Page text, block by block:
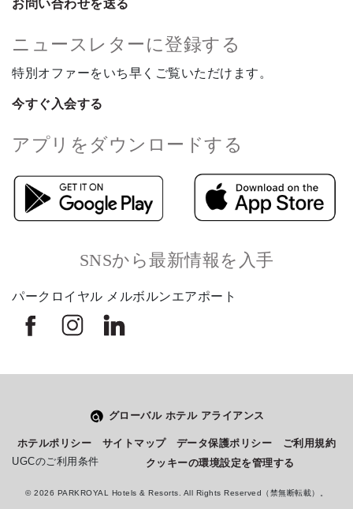
お問い合わせを送る
ニュースレターに登録する
特別オファーをいち早くご覧いただけます。
今すぐ入会する
アプリをダウンロードする
SNSから最新情報を入手
パークロイヤル メルボルンエアポート
グローバル ホテル アライアンス
ホテルポリシー サイトマップ データ保護ポリシー
ご利用規約
UGCのご利用条件
クッキーの環境設定を管理する
© 2026 PARKROYAL Hotels & Resorts. All Rights Reserved（禁無断転載）。
このサイトでの経験をどのように評価しますか？
Select
an
option